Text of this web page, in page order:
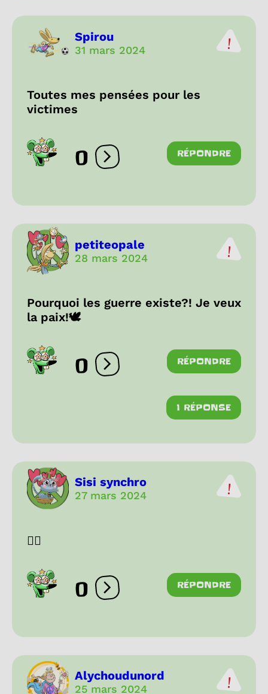
Spirou
31 mars 2024
Toutes mes pensées pour les
victimes
0 Ouvrir les réactions
RÉPONDRE
petiteopale
28 mars 2024
Pourquoi les guerre existe?! Je veux
la paix!🕊
0 Ouvrir les réactions
RÉPONDRE
1 RÉPONSE
Sisi synchro
27 mars 2024
❤️‍🔥
0 Ouvrir les réactions
RÉPONDRE
Alychoudunord
25 mars 2024